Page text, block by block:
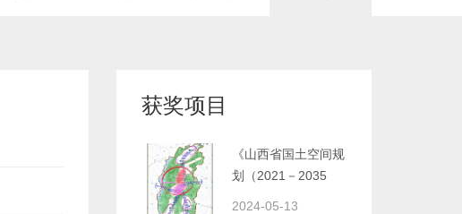
获奖项目
2024-05-13